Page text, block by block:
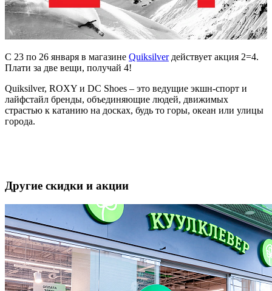
С 23 по 26 января в магазине Quiksilverдействует акция 2=4.
Плати за две вещи, получай 4!
Quiksilver, ROXY и DC Shoes – это ведущие экшн-спорт и
лайфстайл бренды, объединяющие людей, движимых
страстью к катанию на досках, будь то горы, океан или улицы
города.
Другие скидки и акции